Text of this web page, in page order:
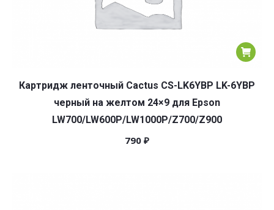
Картридж ленточный Cactus CS-LK6YBP LK-6YBP
черный на желтом 24×9 для Epson
LW700/LW600P/LW1000P/Z700/Z900
790 ₽